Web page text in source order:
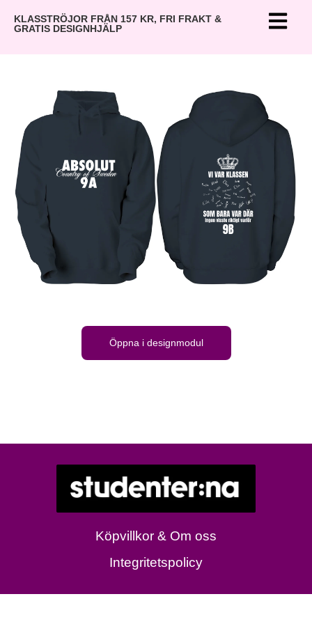
KLASSTRÖJOR FRÅN 157 KR, FRI FRAKT &
GRATIS DESIGNHJÄLP
Öppna i designmodul
Köpvillkor & Om oss
Integritetspolicy